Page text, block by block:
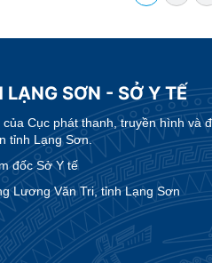
SƠN - SỞ Y TẾ
Cục phát thanh, truyền hình và
tỉnh Lạng Sơn.
đốc Sở Y tế
Lương Văn Tri, tỉnh Lạng Sơn